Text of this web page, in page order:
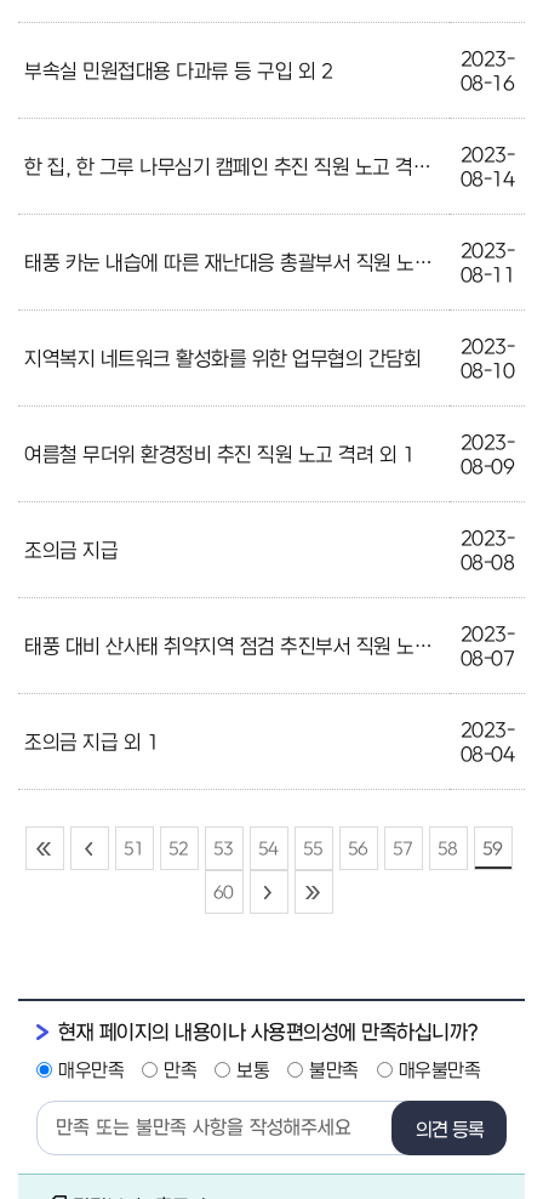
부속실 민원접대용 다과류 등 구입 외 2
2023-
08-16
한 집, 한 그루 나무심기 캠페인 추진 직원 노고 격려 외 1
2023-
08-14
태풍 카눈 내습에 따른 재난대응 총괄부서 직원 노고 격려 외 1
2023-
08-11
지역복지 네트워크 활성화를 위한 업무협의 간담회
2023-
08-10
여름철 무더위 환경정비 추진 직원 노고 격려 외 1
2023-
08-09
조의금 지급
2023-
08-08
태풍 대비 산사태 취약지역 점검 추진부서 직원 노고 격려 외 2
2023-
08-07
조의금 지급 외 1
2023-
08-04
51 52 53 54 55 56 57 58 59
60
현재 페이지의 내용이나 사용편의성에 만족하십니까?
매우만족 만족 보통 불만족 매우불만족
의견 등록